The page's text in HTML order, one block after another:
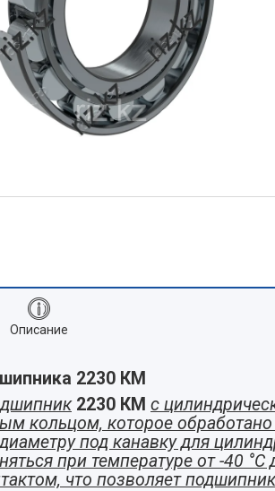
Описание
2230 КМ
2230 КМ с
кольцом, которое
под канавку для
при температуре от -40
что позволяет